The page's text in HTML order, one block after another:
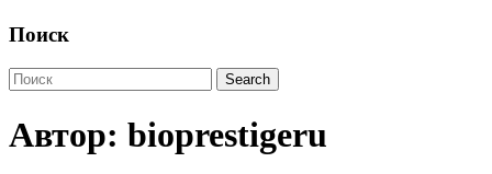
Поиск
Автор: bioprestigeru